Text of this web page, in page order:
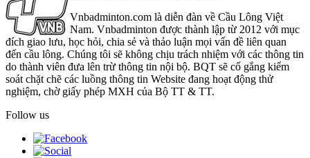
Vnbadminton.com là diễn đàn về Cầu Lông Việt
Nam. Vnbadminton được thành lập từ 2012 với mục
đích giao lưu, học hỏi, chia sẻ và thảo luận mọi vấn đề liên quan
đến cầu lông. Chúng tôi sẽ không chịu trách nhiệm với các thông tin
do thành viên đưa lên trừ thông tin nội bộ. BQT sẽ cố gắng kiểm
soát chặt chẽ các luồng thông tin Website đang hoạt động thử
nghiệm, chờ giấy phép MXH của Bộ TT & TT.
Follow us